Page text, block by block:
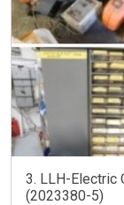
3. LLH-Electric
(2023380-5)